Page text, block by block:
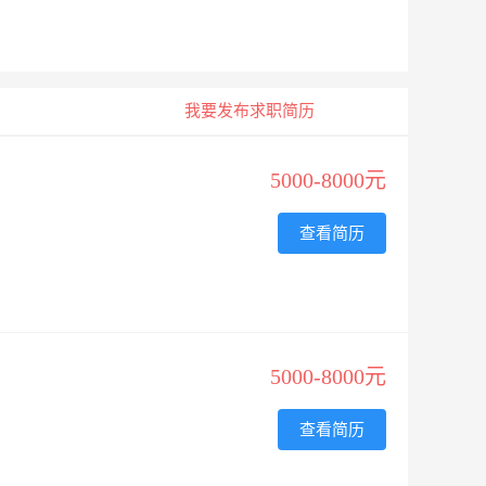
我要发布求职简历
5000-8000元
查看简历
5000-8000元
查看简历